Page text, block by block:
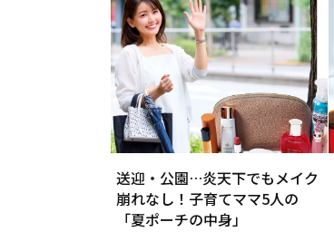
送迎・公園…炎天下でもメイク
崩れなし！子育てママ5人の
「夏ポーチの中身」